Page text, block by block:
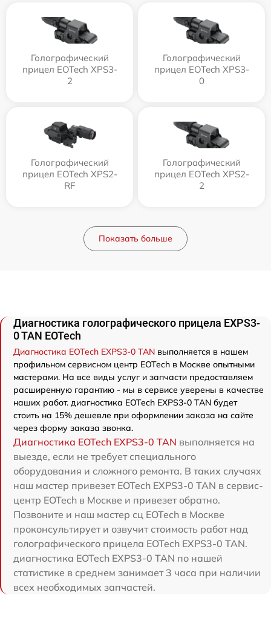
Голографический
прицел EOTech XPS3-
2
Голографический
прицел EOTech XPS3-
0
Голографический
прицел EOTech XPS2-
RF
Голографический
прицел EOTech XPS2-
2
Показать больше
Диагностика голографического прицела EXPS3-
0 TAN EOTech
Диагностика EOTech EXPS3-0 TAN выполняется в нашем
профильном сервисном центр EOTech в Москве опытными
мастерами. На все виды услуг и запчасти предоставляем
расширенную гарантию - мы в сервисе уверены в качестве
наших работ. диагностика EOTech EXPS3-0 TAN будет
стоить на 15% дешевле при оформлении заказа на сайте
через форму заказа звонка.
Диагностика EOTech EXPS3-0 TAN выполняется на
выезде, если не требует специального
оборудования и сложного ремонта. В таких случаях
наш мастер привезет EOTech EXPS3-0 TAN в сервис-
центр EOTech в Москве и привезет обратно.
Позвоните и наш мастер сц EOTech в Москве
проконсультирует и озвучит стоимость работ над
голографического прицела EOTech EXPS3-0 TAN.
диагностика EOTech EXPS3-0 TAN по нашей
статистике в среднем занимает 3 часа при наличии
всех необходимых запчастей.